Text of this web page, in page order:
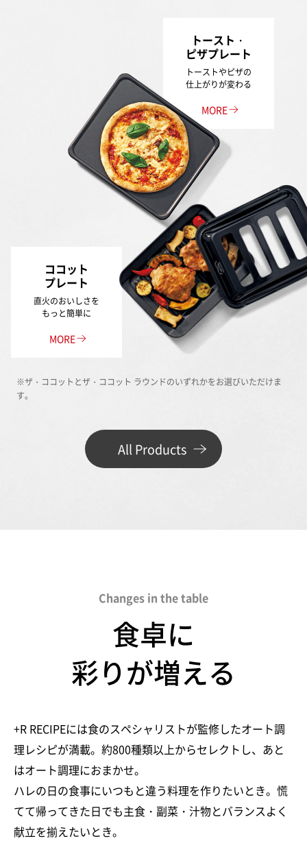
トースト・
ピザプレート
トーストやピザの
仕上がりが変わる
MORE
ココット
プレート
直火のおいしさを
もっと簡単に
MORE
※ザ・ココットとザ・ココット ラウンドのいずれかをお選びいただけま
す。
All Products
Changes in the table
食卓に
彩りが増える
+R RECIPEには食のスペシャリストが監修したオート調
理レシピが満載。約800種類以上からセレクトし、あと
はオート調理におまかせ。
ハレの日の食事にいつもと違う料理を作りたいとき。慌
てて帰ってきた日でも主食・副菜・汁物とバランスよく
献立を揃えたいとき。